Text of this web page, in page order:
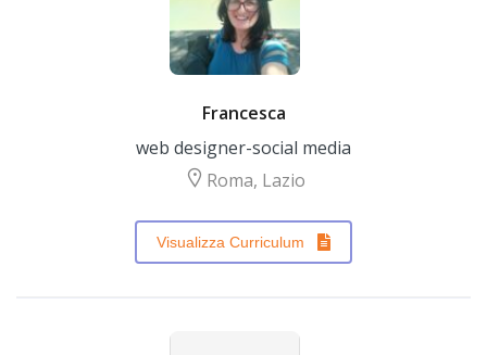
Francesca
web designer-social media
Roma, Lazio
Visualizza Curriculum